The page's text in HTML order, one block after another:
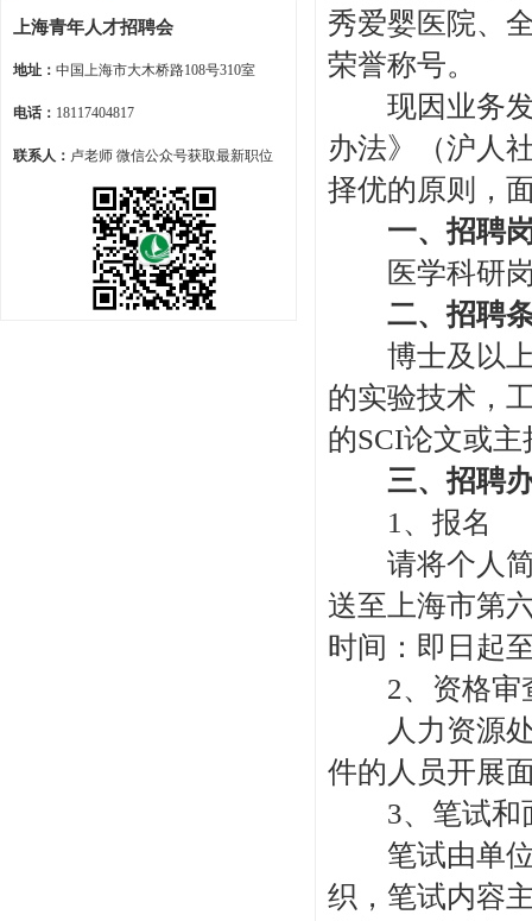
上海青年人才招聘会
地址： 中国上海市大木桥路108号310室
电话： 18117404817
联系人： 卢老师 微信公众号获取最新职位
秀爱婴医院、
荣誉称号。
现因业务发
办法》（沪人
择优的原则，
一、招聘岗
医学科研岗
二、招聘
博士及以上
的实验技术，
的SCI论文或
三、招聘
1、报名
请将个人简
送至上海市第
时间：即日起
2、资格审
人力资源处
件的人员开展
3、笔试和
笔试由单位
织，笔试内容